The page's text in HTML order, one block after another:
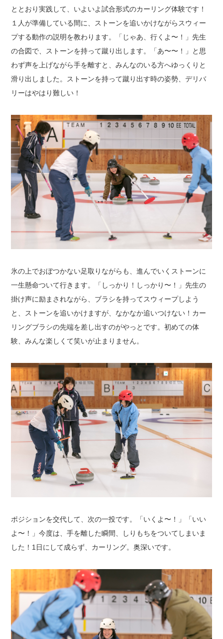
ととおり実践して、いよいよ試合形式のカーリング体験です！
１人が準備している間に、ストーンを追いかけながらスウィー
プする動作の説明を教わります。
「じゃあ、行くよ〜！」先生
の合図で、ストーンを持って蹴り出します。
「あ〜〜！」と思
わず声を上げながら手を離すと、みんなのいる方へゆっくりと
滑り出しました。 ストーンを持って蹴り出す時の姿勢、デリバ
リーはやはり難しい！
氷の上でおぼつかない足取りながらも、進んでいくストーンに
一生懸命ついて行きます。
「しっかり！しっかり〜！」先生の
掛け声に励まされながら、 ブラシを持ってスウィープしよう
と、ストーンを追いかけますが、なかなか追いつけない！ カー
リングブラシの先端を差し出すのがやっとです。初めての体
験、みんな楽しくて笑いが止まりません。
ポジションを交代して、次の一投です。
「いくよ〜！」「いい
よ〜！」今度は、手を離した瞬間、しりもちをついてしまいま
した！ 1日にして成らず、カーリング。奥深いです。